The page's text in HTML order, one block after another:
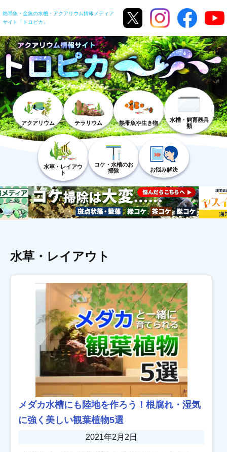
熱帯魚・金魚の水槽・アクアリウム情報メディア
サイト「トロピカ」
アクアリウム テラリウム 熱帯魚や生き物
水槽・飼育器具
類
水草・レイアウ
ト
コケ・水槽のお
掃除
お悩み解決
水草・レイアウト
メダカ水槽にも陸地を作ろう！根腐れ・湿気
に強く美しい観葉植物5選
2021年2月2日